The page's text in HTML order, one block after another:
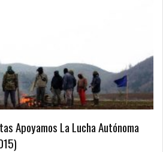
Apoyamos La Lucha Autónoma